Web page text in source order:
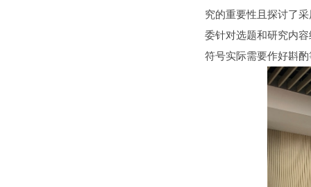
究的重要性且探讨了
委针对选题和研究内
符号实际需要作好斟